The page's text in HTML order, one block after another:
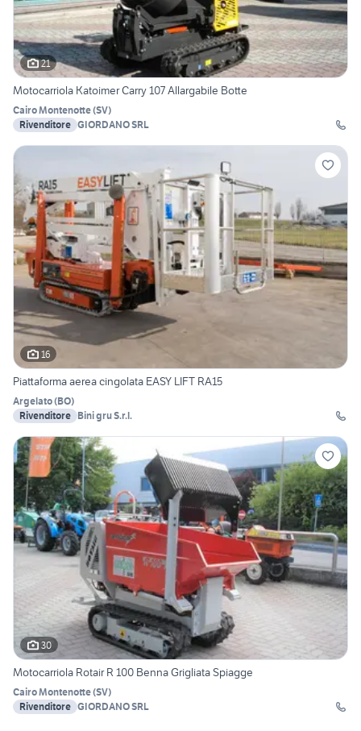
21
Motocarriola Katoimer Carry 107 Allargabile Botte
Cairo Montenotte(SV)
Rivenditore GIORDANO SRL
16
Piattaforma aerea cingolata EASY LIFT RA15
Argelato(BO)
Rivenditore Bini gru S.r.l.
30
Motocarriola Rotair R 100 Benna Grigliata Spiagge
Cairo Montenotte(SV)
Rivenditore GIORDANO SRL